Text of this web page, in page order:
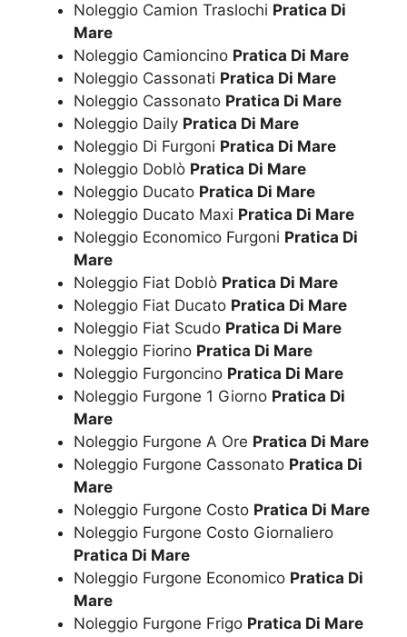
Noleggio Camion Traslochi Pratica Di
Mare
Noleggio Camioncino Pratica Di Mare
Noleggio Cassonati Pratica Di Mare
Noleggio Cassonato Pratica Di Mare
Noleggio Daily Pratica Di Mare
Noleggio Di Furgoni Pratica Di Mare
Noleggio Doblò Pratica Di Mare
Noleggio Ducato Pratica Di Mare
Noleggio Ducato Maxi Pratica Di Mare
Noleggio Economico Furgoni Pratica Di
Mare
Noleggio Fiat Doblò Pratica Di Mare
Noleggio Fiat Ducato Pratica Di Mare
Noleggio Fiat Scudo Pratica Di Mare
Noleggio Fiorino Pratica Di Mare
Noleggio Furgoncino Pratica Di Mare
Noleggio Furgone 1 Giorno Pratica Di
Mare
Noleggio Furgone A Ore Pratica Di Mare
Noleggio Furgone Cassonato Pratica Di
Mare
Noleggio Furgone Costo Pratica Di Mare
Noleggio Furgone Costo Giornaliero
Pratica Di Mare
Noleggio Furgone Economico Pratica Di
Mare
Noleggio Furgone Frigo Pratica Di Mare